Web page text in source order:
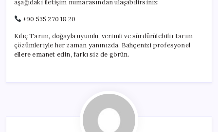
aşağıdaki iletişim numarasından ulaşabilirsiniz:
+90 535 270 18 20
Kılıç Tarım, doğayla uyumlu, verimli ve sürdürülebilir tarım
çözümleriyle her zaman yanınızda. Bahçenizi profesyonel
ellere emanet edin, farkı siz de görün.